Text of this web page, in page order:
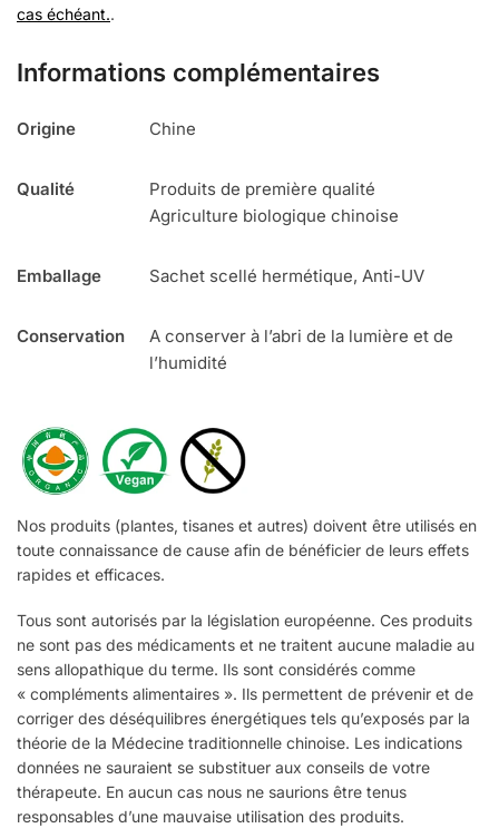
cas échéant..
Informations complémentaires
Origine Chine
Qualité
Produits de première qualité
Agriculture biologique chinoise
Emballage Sachet scellé hermétique, Anti-UV
Conservation
A conserver à l’abri de la lumière et de
l’humidité
Nos produits (plantes, tisanes et autres) doivent être utilisés en
toute connaissance de cause afin de bénéficier de leurs effets
rapides et efficaces.
Tous sont autorisés par la législation européenne. Ces produits
ne sont pas des médicaments et ne traitent aucune maladie au
sens allopathique du terme. Ils sont considérés comme
« compléments alimentaires ». Ils permettent de prévenir et de
corriger des déséquilibres énergétiques tels qu’exposés par la
théorie de la Médecine traditionnelle chinoise. Les indications
données ne sauraient se substituer aux conseils de votre
thérapeute. En aucun cas nous ne saurions être tenus
responsables d’une mauvaise utilisation des produits.